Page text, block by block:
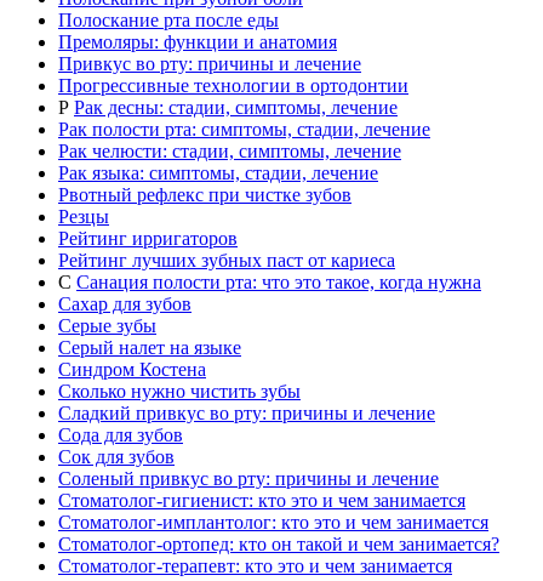
Полоскание рта после еды
Премоляры: функции и анатомия
Привкус во рту: причины и лечение
Прогрессивные технологии в ортодонтии
Р Рак десны: стадии, симптомы, лечение
Рак полости рта: симптомы, стадии, лечение
Рак челюсти: стадии, симптомы, лечение
Рак языка: симптомы, стадии, лечение
Рвотный рефлекс при чистке зубов
Резцы
Рейтинг ирригаторов
Рейтинг лучших зубных паст от кариеса
С Санация полости рта: что это такое, когда нужна
Сахар для зубов
Серые зубы
Серый налет на языке
Синдром Костена
Сколько нужно чистить зубы
Сладкий привкус во рту: причины и лечение
Сода для зубов
Сок для зубов
Соленый привкус во рту: причины и лечение
Стоматолог-гигиенист: кто это и чем занимается
Стоматолог-имплантолог: кто это и чем занимается
Стоматолог-ортопед: кто он такой и чем занимается?
Стоматолог-терапевт: кто это и чем занимается